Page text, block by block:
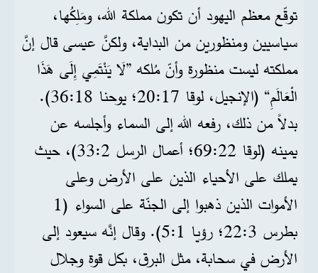
توقّع معظم اليهود أن تكون مملكة الله، ومَلِكُها،
سياسيين ومنظورين من البداية، ولكنَّ عيسى قال إنَّ
مملكته ليست منظورة وأنّ مُلكه ”لَا يَنْتَمِي إِلَى هَذَا
الْعَالَمِ“ (الإنجيل، لوقا 17:‏20؛ يوحنا 18:‏36).
بدلاً من ذلك، رفعه الله إلى السماء وأجلسه عن
يمينه (لوقا 22:‏69؛ أعمال الرسل 2:‏33)، حيث
يملك على الأحياء الذين على الأرض وعلى
الأموات الذين ذهبوا إلى الجنّة على السواء (1
بطرس 3:‏22؛ رؤيا 1:‏5). وقال إنَّه سيعود إلى
الأرض في سحابة، مثل البرق، بكل قوة وجلال